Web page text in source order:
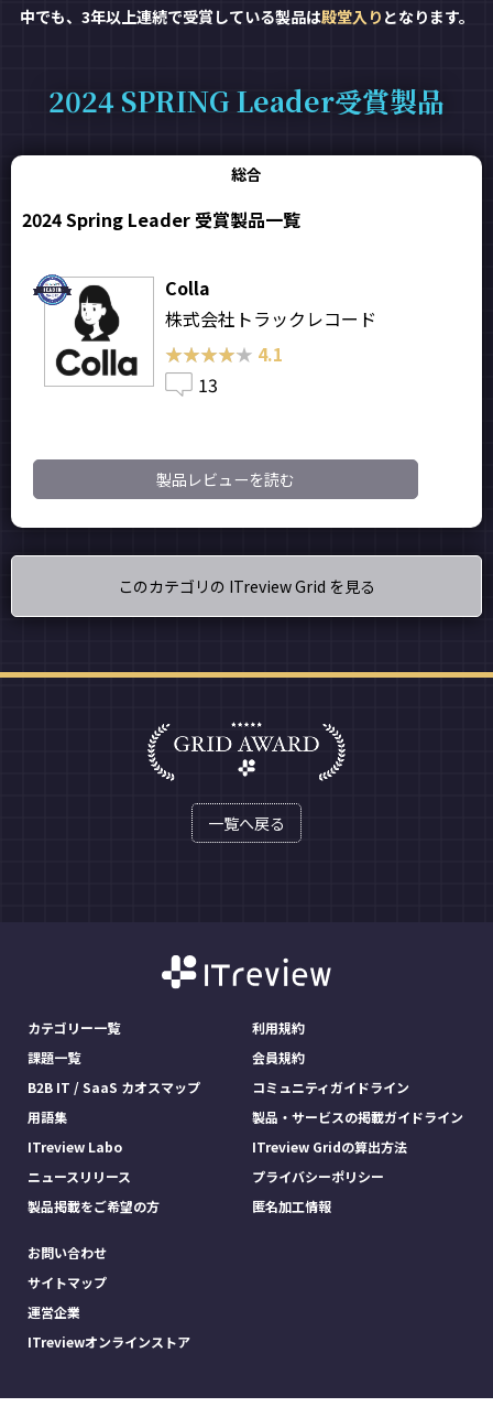
中でも、3年以上連続で受賞している製品は殿堂入り となります。
2024 SPRING Leader受賞製品
総合
2024 Spring Leader 受賞製品一覧
Colla
株式会社トラックレコード
★★★★★
★★★★★ 4.1
13
製品レビューを読む
このカテゴリの ITreview Grid を見る
一覧へ戻る
カテゴリー一覧
課題一覧
B2B IT / SaaS カオスマップ
用語集
ITreview Labo
ニュースリリース
製品掲載をご希望の方
利用規約
会員規約
コミュニティガイドライン
製品・サービスの掲載ガイドライン
ITreview Gridの算出方法
プライバシーポリシー
匿名加工情報
お問い合わせ
サイトマップ
運営企業
ITreviewオンラインストア